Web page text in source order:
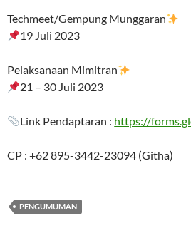
Techmeet/Gempung Munggaran
19 Juli 2023
Pelaksanaan Mimitran
21 – 30 Juli 2023
Link Pendaptaran : https://
CP : +62 895-3442-23094 (Githa)
PENGUMUMAN